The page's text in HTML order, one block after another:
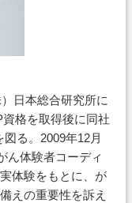
日本総合研究所に
格を取得後に同社
る。2009年12月
ん体験者コーディ
体験をもとに、が
えの重要性を訴え